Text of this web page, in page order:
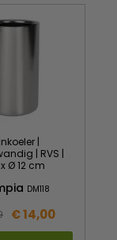
wij de
aan (Model IMF ).
|
| RVS |
Ø 12 cm
DM118
€ 14,00